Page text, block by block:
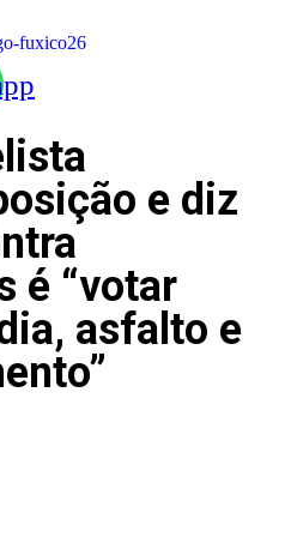
e diz
é “votar
asfalto e